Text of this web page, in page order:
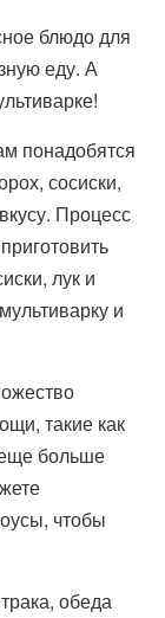
блюдо для
еду. А
понадобятся
сосиски,
Процесс
лук и
и
такие как
больше
чтобы
обеда